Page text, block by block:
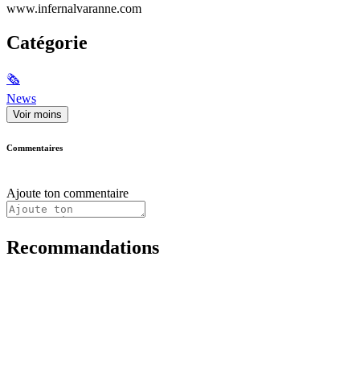
www.infernalvaranne.com
Catégorie
🗞
News
Voir moins
Commentaires
Ajoute ton commentaire
Recommandations